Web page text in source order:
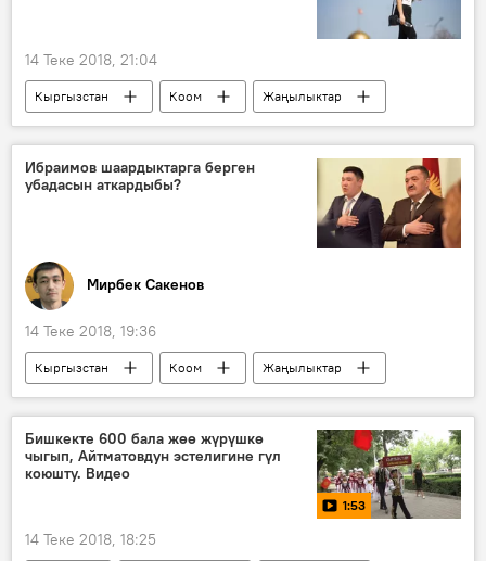
14 Теке 2018, 21:04
Кыргызстан Коом
Жаңылыктар
Кыргызгидромет
аба ырайы
Ибраимов шаардыктарга берген
убадасын аткардыбы?
Мирбек Сакенов
14 Теке 2018, 19:36
Кыргызстан Коом
Жаңылыктар
Албек Ибраимовго ишеним көрсөтпөө
Албек Ибраимов
Бишкекте 600 бала жөө жүрүшкө
чыгып, Айтматовдун эстелигине гүл
коюшту. Видео
1:53
14 Теке 2018, 18:25